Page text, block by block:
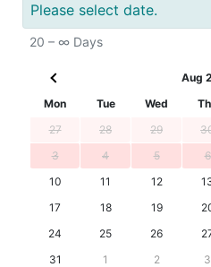
Please select date.
20 – ∞ Days
Aug
Mon
Tue Wed
27
28 29
3
4 5 6
10
11 12
17
18 19
24
25 26
31
1 2 3